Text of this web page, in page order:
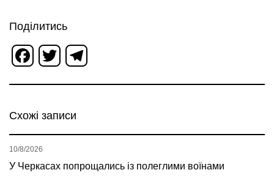
Поділитись
Facebook
Twitter
Схожі записи
У Черкасах попрощались із полеглими воїнами
10/8/2026